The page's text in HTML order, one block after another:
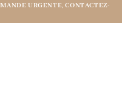
URGENTE, CONTACTEZ-